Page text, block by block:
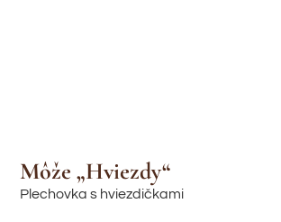
Môže „Hviezdy“
Plechovka s hviezdičkami